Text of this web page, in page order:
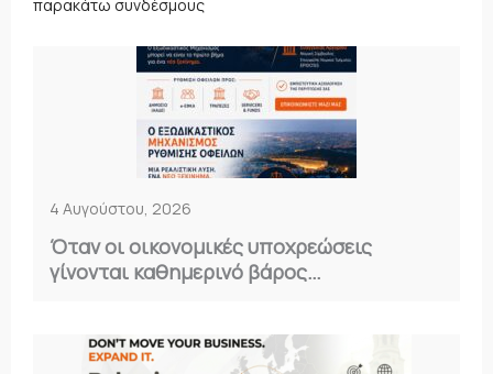
παρακάτω συνδέσμους
4 Αυγούστου, 2026
Όταν οι οικονομικές υποχρεώσεις
γίνονται καθημερινό βάρος…